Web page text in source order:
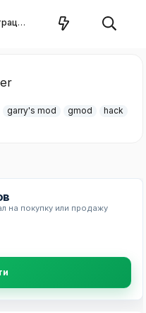
Регистрация
garry's mod gmod hack
на покупку или продажу